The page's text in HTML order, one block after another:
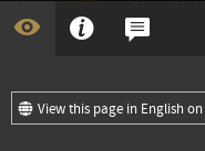
View this page in English